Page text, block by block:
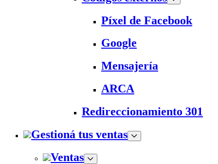
Píxel de Facebook
Google
Mensajería
ARCA
Redireccionamiento 301
Gestioná tus ventas
Ventas